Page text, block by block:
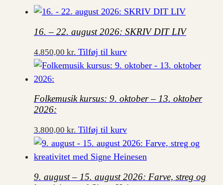
16. – 22. august 2026: SKRIV DIT LIV
4.850,00 kr. Tilføj til kurv
Folkemusik kursus: 9. oktober – 13. oktober
2026:
3.800,00 kr. Tilføj til kurv
9. august – 15. august 2026: Farve, streg og